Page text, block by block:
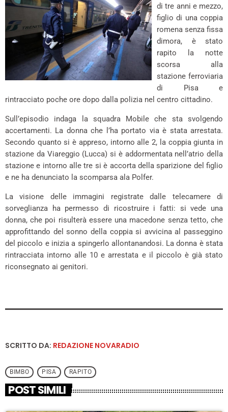
di tre anni e mezzo,
figlio di una coppia
romena senza fissa
dimora, è stato
rapito la notte
scorsa alla
stazione ferroviaria
di Pisa e
rintracciato poche ore dopo dalla polizia nel centro cittadino.
Sull’episodio indaga la squadra Mobile che sta svolgendo
accertamenti. La donna che l’ha portato via è stata arrestata.
Secondo quanto si è appreso, intorno alle 2, la coppia giunta in
stazione da Viareggio (Lucca) si è addormentata nell’atrio della
stazione e intorno alle tre si è accorta della sparizione del figlio
e ne ha denunciato la scomparsa ala Polfer.
La visione delle immagini registrate dalle telecamere di
sorveglianza ha permesso di ricostruire i fatti: si vede una
donna, che poi risulterà essere una macedone senza tetto, che
approfittando del sonno della coppia si avvicina al passeggino
del piccolo e inizia a spingerlo allontanandosi. La donna è stata
rintracciata intorno alle 10 e arrestata e il piccolo è già stato
riconsegnato ai genitori.
SCRITTO DA: REDAZIONE NOVARADIO
BIMBO PISA RAPITO
POST SIMILI